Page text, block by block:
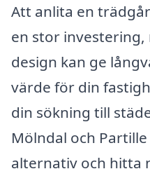
Att anlita en
en stor
design kan ge
värde för din
din sökning till
Mölndal och
alternativ och hitta